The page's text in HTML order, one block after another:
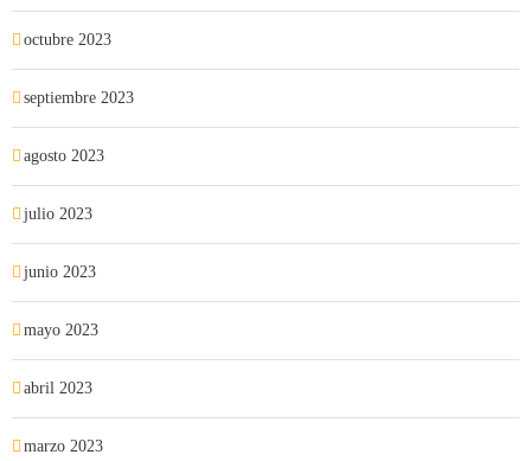
octubre 2023
septiembre 2023
agosto 2023
julio 2023
junio 2023
mayo 2023
abril 2023
marzo 2023